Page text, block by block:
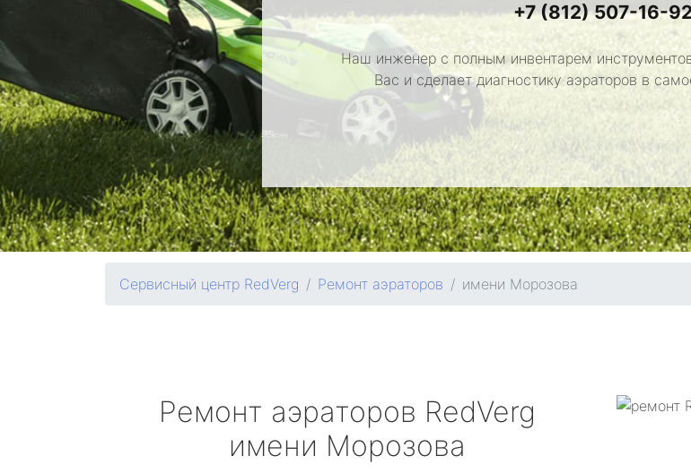
+7 (812) 507-16-
Наш инженер с полным инвентарем
Вас и сделает диагностику аэраторов в
Сервисный центр RedVerg Ремонт аэраторов имени Морозова
Ремонт аэраторов RedVerg
имени Морозова